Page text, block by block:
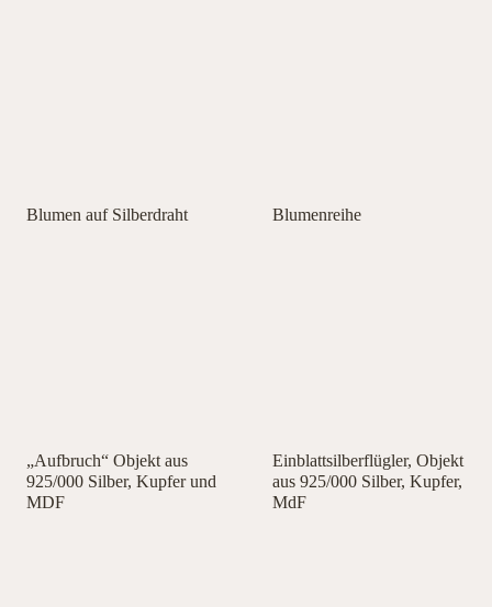
Blumen auf Silberdraht Blumenreihe
„Aufbruch“ Objekt aus
925/000 Silber, Kupfer und
MDF
Einblattsilberflügler, Objekt
aus 925/000 Silber, Kupfer,
MdF